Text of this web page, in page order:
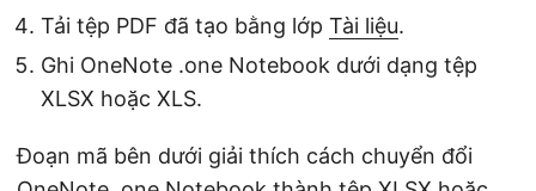
Tải tệp PDF đã tạo bằng lớp Tài liệu.
Ghi OneNote .one Notebook dưới dạng tệp
XLSX hoặc XLS.
Đoạn mã bên dưới giải thích cách chuyển đổi